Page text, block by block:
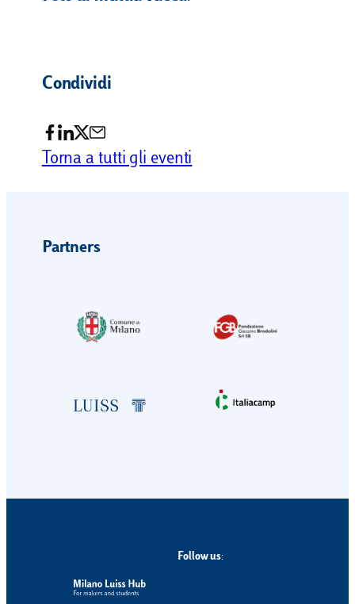
Condividi
Torna a tutti gli eventi
Partners
Follow us: